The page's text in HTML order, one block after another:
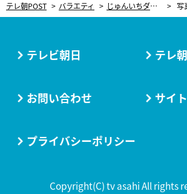
テレ朝POST バラエティ じゅんいちダビッドソンvsあばれる君が極上キャンプ飯対決！話題の“力士俳優”も助っ人参戦 写
テレビ朝日 テレ
お問い合わせ サイ
プライバシーポリシー
Copyright(C) tv asahi All rights